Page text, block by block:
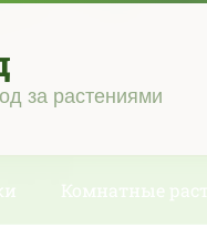
за растениями
Комнатные